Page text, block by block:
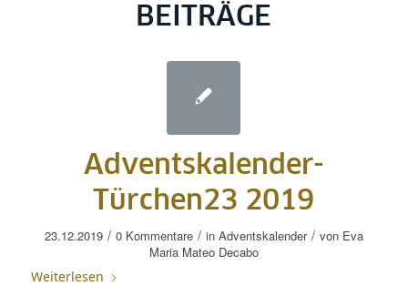
BEITRÄGE
Adventskalender-
Türchen23 2019
23.12.2019 / 0 Kommentare / in Adventskalender / von Eva
Maria Mateo Decabo
Weiterlesen